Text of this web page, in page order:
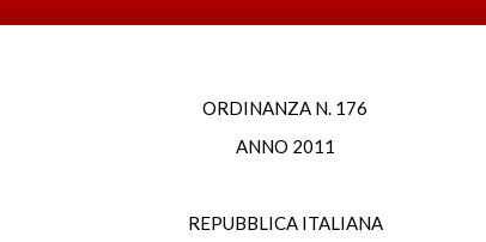
ORDINANZA N. 176
ANNO 2011
REPUBBLICA ITALIANA